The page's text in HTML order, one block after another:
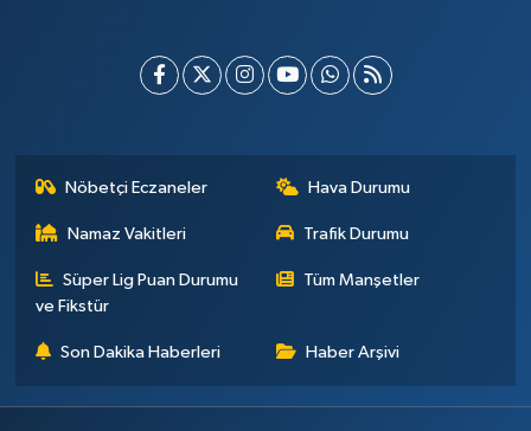
Nöbetçi Eczaneler Hava Durumu
Namaz Vakitleri Trafik Durumu
Süper Lig Puan Durumu
ve Fikstür
Tüm Manşetler
Son Dakika Haberleri Haber Arşivi